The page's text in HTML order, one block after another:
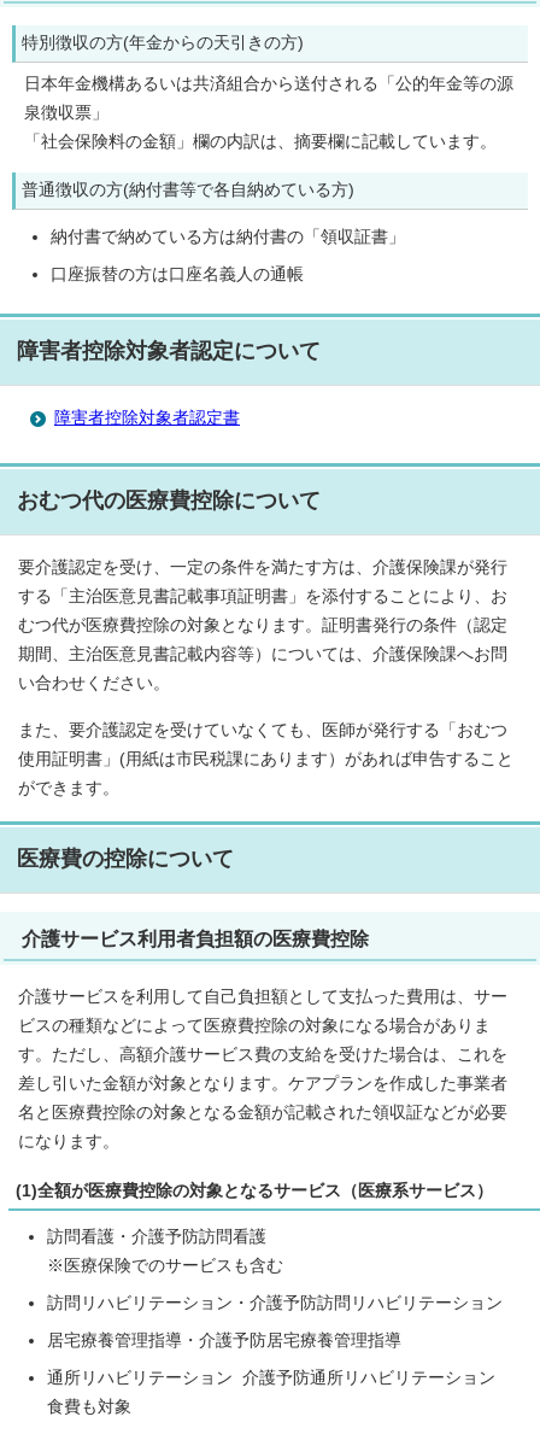
特別徴収の方(年金からの天引きの方)
日本年金機構あるいは共済組合から送付される「公的年金等の源
泉徴収票」
「社会保険料の金額」欄の内訳は、摘要欄に記載しています。
普通徴収の方(納付書等で各自納めている方)
納付書で納めている方は納付書の「領収証書」
口座振替の方は口座名義人の通帳
障害者控除対象者認定について
障害者控除対象者認定書
おむつ代の医療費控除について
要介護認定を受け、一定の条件を満たす方は、介護保険課が発行
する「主治医意見書記載事項証明書」を添付することにより、お
むつ代が医療費控除の対象となります。証明書発行の条件（認定
期間、主治医意見書記載内容等）については、介護保険課へお問
い合わせください。
また、要介護認定を受けていなくても、医師が発行する「おむつ
使用証明書」(用紙は市民税課にあります）があれば申告すること
ができます。
医療費の控除について
介護サービス利用者負担額の医療費控除
介護サービスを利用して自己負担額として支払った費用は、サー
ビスの種類などによって医療費控除の対象になる場合がありま
す。ただし、高額介護サービス費の支給を受けた場合は、これを
差し引いた金額が対象となります。ケアプランを作成した事業者
名と医療費控除の対象となる金額が記載された領収証などが必要
になります。
(1)全額が医療費控除の対象となるサービス（医療系サービス）
訪問看護・介護予防訪問看護
※医療保険でのサービスも含む
訪問リハビリテーション・介護予防訪問リハビリテーション
居宅療養管理指導・介護予防居宅療養管理指導
通所リハビリテーション 介護予防通所リハビリテーション
食費も対象